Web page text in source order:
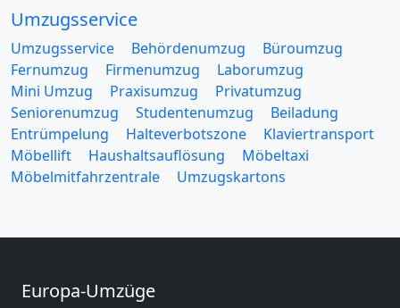
Umzugsservice
Umzugsservice Behördenumzug
Büroumzug
Fernumzug
Firmenumzug
Laborumzug
Mini Umzug
Praxisumzug
Privatumzug
Seniorenumzug
Studentenumzug
Beiladung
Entrümpelung
Halteverbotszone
Klaviertransport
Möbellift
Haushaltsauflösung
Möbeltaxi
Möbelmitfahrzentrale
Umzugskartons
Europa-Umzüge